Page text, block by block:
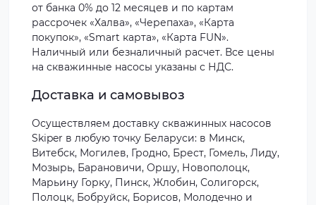
от банка 0% до 12 месяцев и по картам
рассрочек «Халва», «Черепаха», «Карта
покупок», «Smart карта», «Карта FUN».
Наличный или безналичный расчет. Все цены
на скважинные насосы указаны с НДС.
Доставка и самовывоз
Осуществляем доставку скважинных насосов
Skiper в любую точку Беларуси: в Минск,
Витебск, Могилев, Гродно, Брест, Гомель, Лиду,
Мозырь, Барановичи, Оршу, Новополоцк,
Марьину Горку, Пинск, Жлобин, Солигорск,
Полоцк, Бобруйск, Борисов, Молодечно и